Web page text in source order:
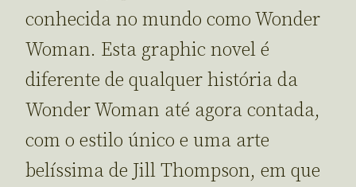
conhecida no mundo como Wonder
Woman. Esta graphic novel é
diferente de qualquer história da
Wonder Woman até agora contada,
com o estilo único e uma arte
belíssima de Jill Thompson, em que